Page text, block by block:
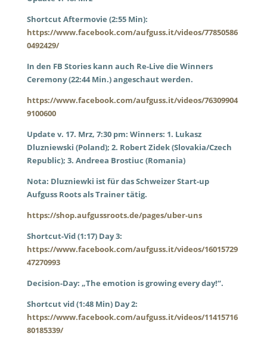
Shortcut Aftermovie (2:55 Min):
https://www.facebook.com/aufguss.it/videos/77850586
0492429/
In den FB Stories kann auch Re-Live die Winners
Ceremony (22:44 Min.) angeschaut werden.
https://www.facebook.com/aufguss.it/videos/76309904
9100600
Update v. 17. Mrz, 7:30 pm: Winners: 1. Lukasz
Dluzniewski (Poland); 2. Robert Zidek (Slovakia/Czech
Republic); 3. Andreea Brostiuc (Romania)
Nota: Dluzniewki ist für das Schweizer Start-up
Aufguss Roots als Trainer tätig.
https://shop.aufgussroots.de/pages/uber-uns
Shortcut-Vid (1:17) Day 3:
https://www.facebook.com/aufguss.it/videos/16015729
47270993
Decision-Day: „The emotion is growing every day!“.
Shortcut vid (1:48 Min) Day 2:
https://www.facebook.com/aufguss.it/videos/11415716
80185339/